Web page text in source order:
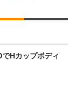
クチェア メッシ
ク
ア 疲れない テレ
度ロッキング機
ね上げ式アーム
ター | FlexScan
DualSense 充電
厚型 ワイド 42枚
ルー)
型犬用 26枚入
Hカップボディ